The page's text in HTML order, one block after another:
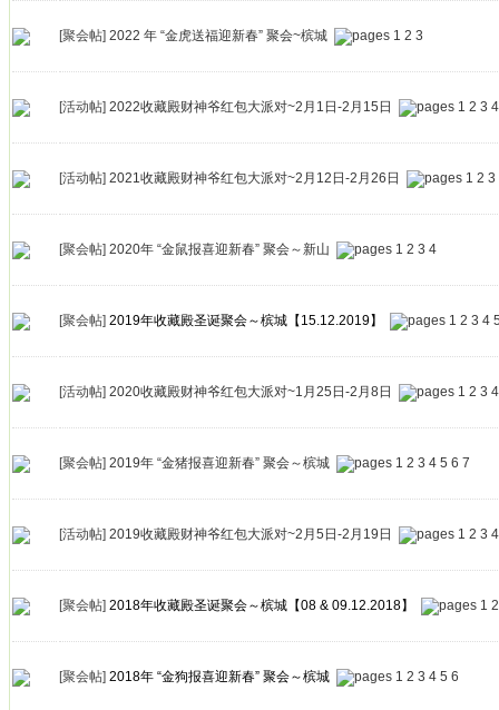
[聚会帖] 2022 年 “金虎送福迎新春” 聚会~槟城 1 2 3
[活动帖] 2022收藏殿财神爷红包大派对~2月1日-2月15日 1 2 3 4
[活动帖] 2021收藏殿财神爷红包大派对~2月12日-2月26日 1 2 3
[聚会帖] 2020年 “金鼠报喜迎新春” 聚会～新山 1 2 3 4
[聚会帖] 2019年收藏殿圣诞聚会～槟城【15.12.2019】 1 2 3 4
[活动帖] 2020收藏殿财神爷红包大派对~1月25日-2月8日 1 2 3 4
[聚会帖] 2019年 “金猪报喜迎新春” 聚会～槟城 1 2 3 4 5 6 7
[活动帖] 2019收藏殿财神爷红包大派对~2月5日-2月19日 1 2 3 4
[聚会帖] 2018年收藏殿圣诞聚会～槟城【08 & 09.12.2018】 1 2
[聚会帖] 2018年 “金狗报喜迎新春” 聚会～槟城 1 2 3 4 5 6